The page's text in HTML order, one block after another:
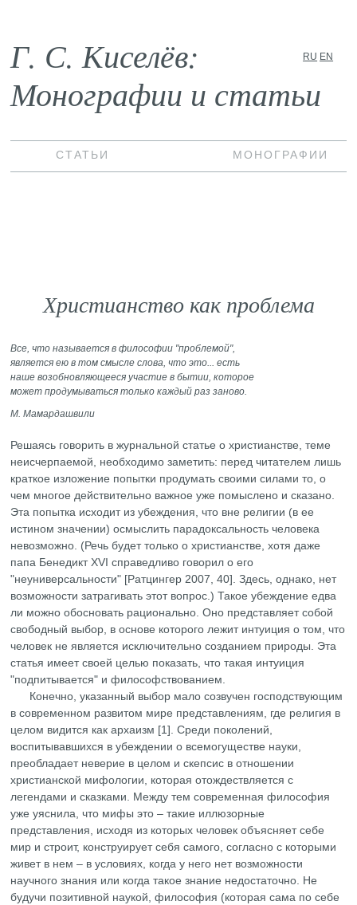
Г. С. Киселёв:
Монографии и статьи
RU EN
СТАТЬИ МОНОГРАФИИ
Христианство как проблема
Все, что называется в философии "проблемой",
является ею в том смысле слова, что это... есть
наше возобновляющееся участие в бытии, которое
может продумываться только каждый раз заново.
М. Мамардашвили
Решаясь говорить в журнальной статье о христианстве, теме
неисчерпаемой, необходимо заметить: перед читателем лишь
краткое изложение попытки продумать своими силами то, о
чем многое действительно важное уже помыслено и сказано.
Эта попытка исходит из убеждения, что вне религии (в ее
истином значении) осмыслить парадоксальность человека
невозможно. (Речь будет только о христианстве, хотя даже
папа Бенедикт XVI справедливо говорил о его
"неуниверсальности" [Ратцингер 2007, 40]. Здесь, однако, нет
возможности затрагивать этот вопрос.) Такое убеждение едва
ли можно обосновать рационально. Оно представляет собой
свободный выбор, в основе которого лежит интуиция о том, что
человек не является исключительно созданием природы. Эта
статья имеет своей целью показать, что такая интуиция
"подпитывается" и философствованием.
Конечно, указанный выбор мало созвучен господствующим
в современном развитом мире представлениям, где религия в
целом видится как архаизм [1]. Среди поколений,
воспитывавшихся в убеждении о всемогуществе науки,
преобладает неверие в целом и скепсис в отношении
христианской мифологии, которая отождествляется с
легендами и сказками. Между тем современная философия
уже уяснила, что мифы это – такие иллюзорные
представления, исходя из которых человек объясняет себе
мир и строит, конструирует себя самого, согласно с которыми
живет в нем – в условиях, когда у него нет возможности
научного знания или когда такое знание недостаточно. Не
будучи позитивной наукой, философия (которая сама по себе